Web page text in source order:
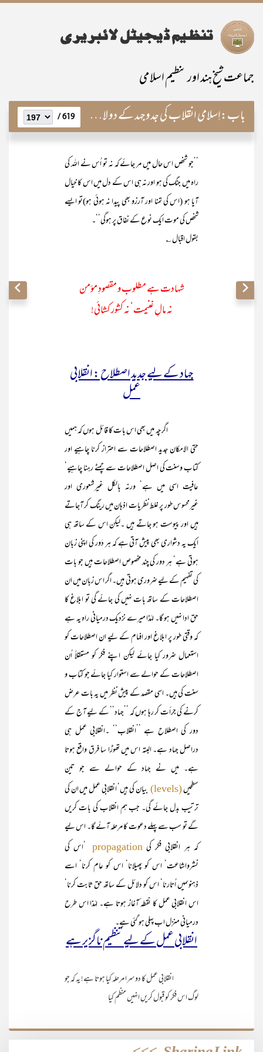
جماعت شیخ ہند اور تنظیم اسلامی
باب:اِسلامی انقلاب کی جدوجہد کے دو لازمی اجزاء 619 /
’’جو شخص اس حال میں مر جائے کہ نہ تو اُس نے اللہ کی
راہ میں جنگ کی ہو اور نہ ہی اس کے دل میں اس کا خیال
آیا ہو (اس کی تمنا اور آرزو بھی پیدا نہ ہوئی ہو)تو ایسے
شخص کی موت ایک نوع کے نفاق پر ہوگی‘‘۔
بقول اقبال ؎
شہادت ہے مطلوب و مقصودِ مؤمن
نہ مالِ غنیمت‘ نہ کشور کشائی!
جہاد کے لیے جدید اصطلاح : انقلابی
عمل
اگرچہ میں بھی اس بات کا قائل ہوں کہ ہمیں
حتی الامکان جدید اصطلاحات سے احتراز کرنا چاہیے اور
کتاب وسنت کی اصل اصطلاحات سے چمٹے رہنا چاہیے‘
عافیت اسی میں ہے‘ ورنہ بالکل غیرشعوری اور
غیرمحسوس طور پر غلط نظریات اذہان میں رینگ کر آجاتے
ہیں اور پیوست ہو جاتے ہیں ۔لیکن اس کے ساتھ ہی
ایک یہ دشواری بھی پیش آتی ہے کہ ہر دَور کی اپنی زبان
ہوتی ہے‘ ہر دور کی چند مخصوص اصطلاحات ہیں جو بات
کی تفہیم کے لیے ضروری ہوتی ہیں۔ اگر اس زبان میں ان
اصطلاحات کے ساتھ بات نہیں کی جائے گی تو ابلاغ کا
حق ادا نہیں ہو گا۔ لہٰذا میرے نزدیک درمیانی راہ یہ ہے
کہ وقتی طور پر ابلاغ اور افہام کے لیے ان اصطلاحات کو
استعمال ضرور کیا جائے لیکن اپنے فکر کو مستقلاً اُن
اصطلاحات کے حوالے سے استوار کیا جائے جو کتاب و
سنت کی ہیں۔ اسی مقصد کے پیش نظر میں یہ بات عرض
کرنے کی جرأت کر رہا ہوں کہ ’’جہاد‘‘ کے لیے آج کے
دور کی اصطلاح ہے ’’انقلاب‘‘ ۔انقلابی عمل ہی
دراصل جہاد ہے۔ البتہ اس میں تھوڑا سا فرق واقع ہوتا
ہے۔ میں نے جہاد کے حوالے سے جو تین
سطحیں(levels)
بیان کی ہیں‘ انقلابی عمل میں ان کی
ترتیب بدل جائے گی۔ جب ہم انقلاب کی بات کریں
گے تو سب سے پہلے دعوت کا مرحلہ آئے گا۔ اس لیے
کہ ہر انقلابی فکر کیpropagation
‘اس کی
نشرواشاعت‘ اس کو پھیلانا‘ اس کو عام کرنا‘ اسے
ذہنوںمیں اُتارنا‘ اس کو دلائل کے ساتھ حق ثابت کرنا‘
اس انقلابی عمل کا نقطہ ٔآغاز ہوتا ہے۔ لہٰذا اس طرح
درمیانی منزل اب پہلی ہو گئی ہے۔
انقلابی عمل کے لیے تنظیم ناگزیر ہے
انقلابی عمل کا دوسرا مرحلہ کیا ہوتا ہے! یہ کہ جو
لوگ اس فکر کو قبول کریں انہیں منظم کیا